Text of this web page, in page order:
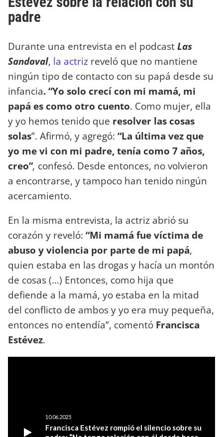
padre
Durante una entrevista en el podcastLas
Sandoval, la actriz reveló que no mantiene
ningún tipo de contacto con su papá desde su
infancia. “Yo solo crecí con mi mamá, mi
papá es como otro cuento. Como mujer, ella
y yo hemos tenido que resolver las cosas
solas”. Afirmó, y agregó: “La última vez que
yo me vi con mi padre, tenía como 7 años,
creo”, confesó. Desde entonces, no volvieron
a encontrarse, y tampoco han tenido ningún
acercamiento.
En la misma entrevista, la actriz abrió su
corazón y reveló: “Mi mamá fue víctima de
abuso y violencia por parte de mi papá,
quien estaba en las drogas y hacía un montón
de cosas (...) Entonces, como hija que
defiende a la mamá, yo estaba en la mitad
del conflicto de ambos y yo era muy pequeña,
entonces no entendía”, comentó Francisca
Estévez.